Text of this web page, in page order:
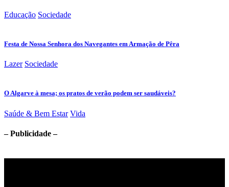
Educação Sociedade
Festa de Nossa Senhora dos Navegantes em Armação de Pêra
Lazer Sociedade
O Algarve à mesa; os pratos de verão podem ser saudáveis?
Saúde & Bem Estar Vida
– Publicidade –